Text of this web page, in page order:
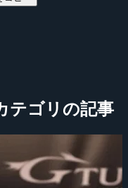
テゴリの記事